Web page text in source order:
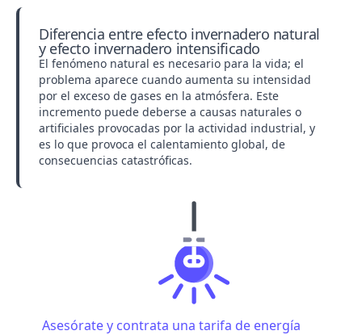
Diferencia entre efecto invernadero natural
y efecto invernadero intensificado
El fenómeno natural es necesario para la vida; el
problema aparece cuando aumenta su intensidad
por el exceso de gases en la atmósfera. Este
incremento puede deberse a causas naturales o
artificiales provocadas por la actividad industrial, y
es lo que provoca el calentamiento global, de
consecuencias catastróficas.
Asesórate y contrata una tarifa de energía